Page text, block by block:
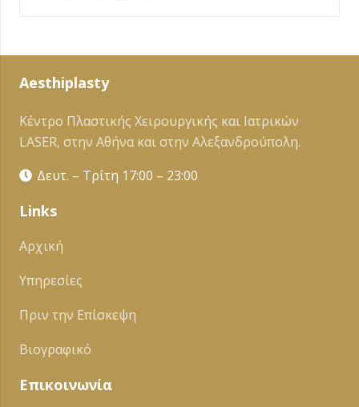
Aesthiplasty
Κέντρο Πλαστικής Χειρουργικής και Ιατρικών
LASER, στην Αθήνα και στην Αλεξανδρούπολη.
Δευτ. – Τρίτη 17:00 – 23:00
Links
Αρχική
Υπηρεσίες
Πριν την Επίσκεψη
Βιογραφικό
Επικοινωνία